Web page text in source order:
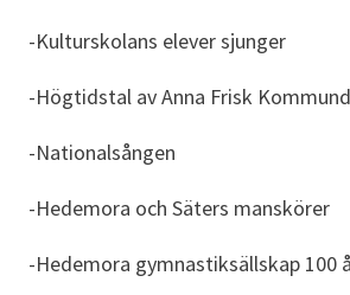
-Kulturskolans elever sjunger
-Högtidstal av Anna Frisk
-Nationalsången
-Hedemora och Säters manskörer
-Hedemora gymnastiksällskap 100